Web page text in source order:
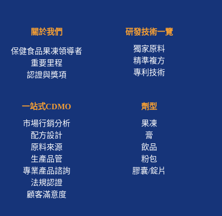
關於我們
保健食品果凍領導者
重要里程
認證與獎項
研發技術一覽
獨家原料
精準複方
專利技術
一站式CDMO
市場行銷分析
配方設計
原料來源
生產品管
專業產品諮詢
法規認證
顧客滿意度
劑型
果凍
膏
飲品
粉包
膠囊/錠片